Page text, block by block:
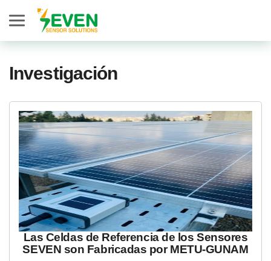
Investigación
Las Celdas de Referencia de los Sensores
SEVEN son Fabricadas por METU-GUNAM